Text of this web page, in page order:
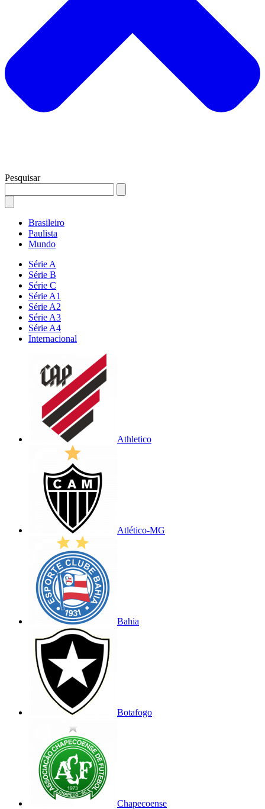
Pesquisar
Brasileiro
Paulista
Mundo
Série A
Série B
Série C
Série A1
Série A2
Série A3
Série A4
Internacional
Athletico
Atlético-MG
Bahia
Botafogo
Chapecoense